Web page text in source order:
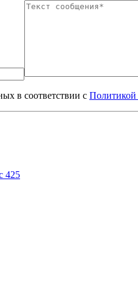
в соответствии с Политикой
425